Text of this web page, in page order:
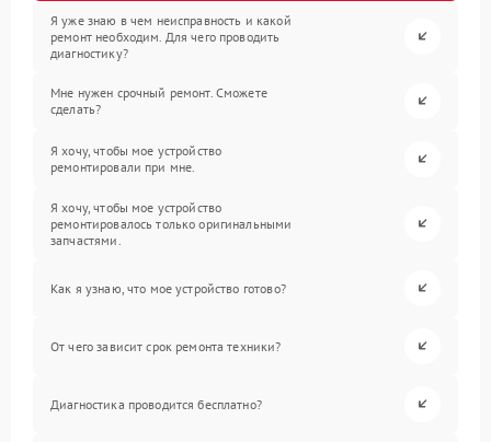
Я уже знаю в чем неисправность и какой
ремонт необходим. Для чего проводить
диагностику?
Мне нужен срочный ремонт. Сможете
сделать?
Я хочу, чтобы мое устройство
ремонтировали при мне.
Я хочу, чтобы мое устройство
ремонтировалось только оригинальными
запчастями.
Как я узнаю, что мое устройство готово?
От чего зависит срок ремонта техники?
Диагностика проводится бесплатно?